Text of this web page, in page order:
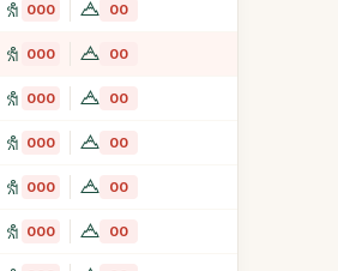
000 00
000 00
000 00
000 00
000 00
000 00